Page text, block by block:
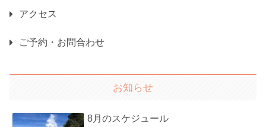
アクセス
ご予約・お問合わせ
お知らせ
8月のスケジュール